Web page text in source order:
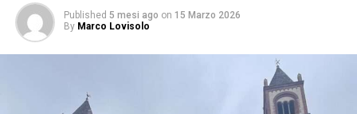
Published 5 mesi ago on 15 Marzo 2026
By Marco Lovisolo